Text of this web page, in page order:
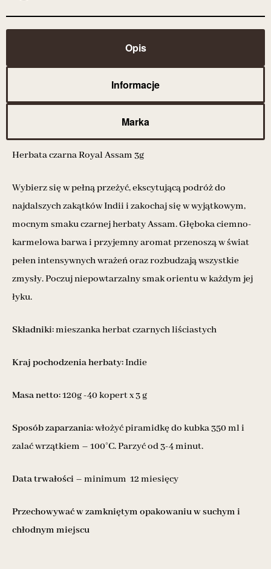
Opis
Informacje
Marka
Herbata czarna Royal Assam 3g
Wybierz się w pełną przeżyć, ekscytującą podróż do
najdalszych zakątków Indii i zakochaj się w wyjątkowym,
mocnym smaku czarnej herbaty Assam. Głęboka ciemno-
karmelowa barwa i przyjemny aromat przenoszą w świat
pełen intensywnych wrażeń oraz rozbudzają wszystkie
zmysły. Poczuj niepowtarzalny smak orientu w każdym jej
łyku.
Składniki:mieszanka herbat czarnych liściastych
Kraj pochodzenia herbaty:Indie
Masa netto:120g -40 kopert x 3 g
Sposób zaparzania:włożyć piramidkę do kubka 350 ml i
zalać wrzątkiem – 100°C. Parzyć od 3-4 minut.
Data trwałości – minimum 12 miesięcy
Przechowywać w zamkniętym opakowaniu w suchym i
chłodnym miejscu